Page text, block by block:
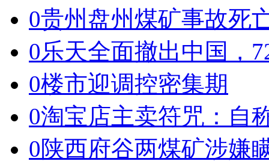
0贵州盘州煤矿事故死
0乐天全面撤出中国，
0楼市迎调控密集期
0淘宝店主卖符咒：自
0陕西府谷两煤矿涉嫌